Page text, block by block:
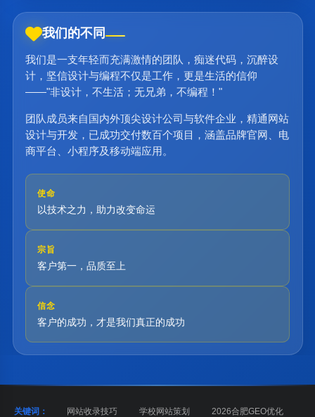
我们的不同
我们是一支年轻而充满激情的团队，痴迷代码，沉醉设
计，坚信设计与编程不仅是工作，更是生活的信仰
——"非设计，不生活；无兄弟，不编程！"
团队成员来自国内外顶尖设计公司与软件企业，精通网站
设计与开发，已成功交付数百个项目，涵盖品牌官网、电
商平台、小程序及移动端应用。
使命
以技术之力，助力改变命运
宗旨
客户第一，品质至上
信念
客户的成功，才是我们真正的成功
关键词： 网站收录技巧 学校网站策划 2026合肥GEO优化